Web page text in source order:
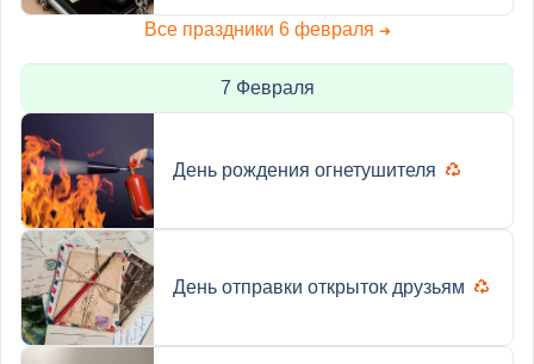
Все праздники 6 февраля ➜
7 Февраля
День рождения огнетушителя
День отправки открыток друзьям